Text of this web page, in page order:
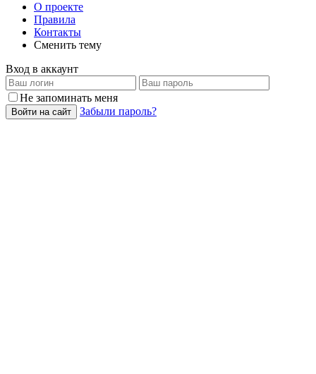
О проекте
Правила
Контакты
Сменить тему
Вход в аккаунт
Не запоминать меня
Войти на сайт Забыли пароль?